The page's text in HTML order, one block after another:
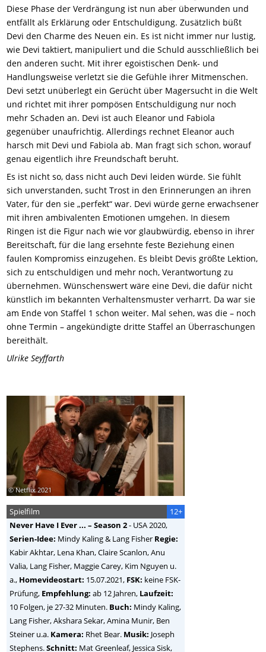
Diese Phase der Verdrängung ist nun aber überwunden und
entfällt als Erklärung oder Entschuldigung. Zusätzlich büßt
Devi den Charme des Neuen ein. Es ist nicht immer nur lustig,
wie Devi taktiert, manipuliert und die Schuld ausschließlich bei
den anderen sucht. Mit ihrer egoistischen Denk- und
Handlungsweise verletzt sie die Gefühle ihrer Mitmenschen.
Devi setzt unüberlegt ein Gerücht über Magersucht in die Welt
und richtet mit ihrer pompösen Entschuldigung nur noch
mehr Schaden an. Devi ist auch Eleanor und Fabiola
gegenüber unaufrichtig. Allerdings rechnet Eleanor auch
harsch mit Devi und Fabiola ab. Man fragt sich schon, worauf
genau eigentlich ihre Freundschaft beruht.
Es ist nicht so, dass nicht auch Devi leiden würde. Sie fühlt
sich unverstanden, sucht Trost in den Erinnerungen an ihren
Vater, für den sie „perfekt“ war. Devi würde gerne erwachsener
mit ihren ambivalenten Emotionen umgehen. In diesem
Ringen ist die Figur nach wie vor glaubwürdig, ebenso in ihrer
Bereitschaft, für die lang ersehnte feste Beziehung einen
faulen Kompromiss einzugehen. Es bleibt Devis größte Lektion,
sich zu entschuldigen und mehr noch, Verantwortung zu
übernehmen. Wünschenswert wäre eine Devi, die dafür nicht
künstlich im bekannten Verhaltensmuster verharrt. Da war sie
am Ende von Staffel 1 schon weiter. Mal sehen, was die – noch
ohne Termin – angekündigte dritte Staffel an Überraschungen
bereithält.
Ulrike Seyffarth
© Netflix 2021
12+
Spielfilm
Never Have I Ever ... – Season 2- USA2020,
Serien-Idee: Mindy Kaling & Lang Fisher Regie:
Kabir Akhtar, Lena Khan, Claire Scanlon, Anu
Valia, Lang Fisher, Maggie Carey, Kim Nguyen u.
a., Homevideostart: 15.07.2021, FSK: keine FSK-
Prüfung, Empfehlung: ab 12 Jahren, Laufzeit:
10 Folgen, je 27-32 Minuten. Buch: Mindy Kaling,
Lang Fisher, Akshara Sekar, Amina Munir, Ben
Steiner u.a. Kamera: Rhet Bear. Musik: Joseph
Stephens.Schnitt: Mat Greenleaf, Jessica Sisk,